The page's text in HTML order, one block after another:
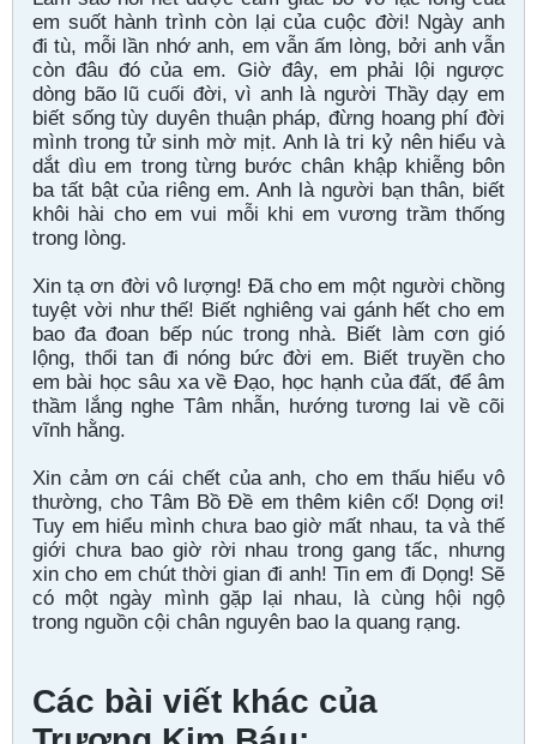
em suốt hành trình còn lại của cuộc đời! Ngày anh
đi tù, mỗi lần nhớ anh, em vẫn ấm lòng, bởi anh vẫn
còn đâu đó của em. Giờ đây, em phải lội ngược
dòng bão lũ cuối đời, vì anh là người Thầy dạy em
biết sống tùy duyên thuận pháp, đừng hoang phí đời
mình trong tử sinh mờ mịt. Anh là tri kỷ nên hiểu và
dắt dìu em trong từng bước chân khập khiễng bôn
ba tất bật của riêng em. Anh là người bạn thân, biết
khôi hài cho em vui mỗi khi em vương trầm thống
trong lòng.
Xin tạ ơn đời vô lượng! Đã cho em một người chồng
tuyệt vời như thế! Biết nghiêng vai gánh hết cho em
bao đa đoan bếp núc trong nhà. Biết làm cơn gió
lộng, thổi tan đi nóng bức đời em. Biết truyền cho
em bài học sâu xa về Đạo, học hạnh của đất, để âm
thầm lắng nghe Tâm nhẫn, hướng tương lai về cõi
vĩnh hằng.
Xin cảm ơn cái chết của anh, cho em thấu hiểu vô
thường, cho Tâm Bồ Đề em thêm kiên cố! Dọng ơi!
Tuy em hiểu mình chưa bao giờ mất nhau, ta và thế
giới chưa bao giờ rời nhau trong gang tấc, nhưng
xin cho em chút thời gian đi anh! Tin em đi Dọng! Sẽ
có một ngày mình gặp lại nhau, là cùng hội ngộ
trong nguồn cội chân nguyên bao la quang rạng.
Các bài viết khác của